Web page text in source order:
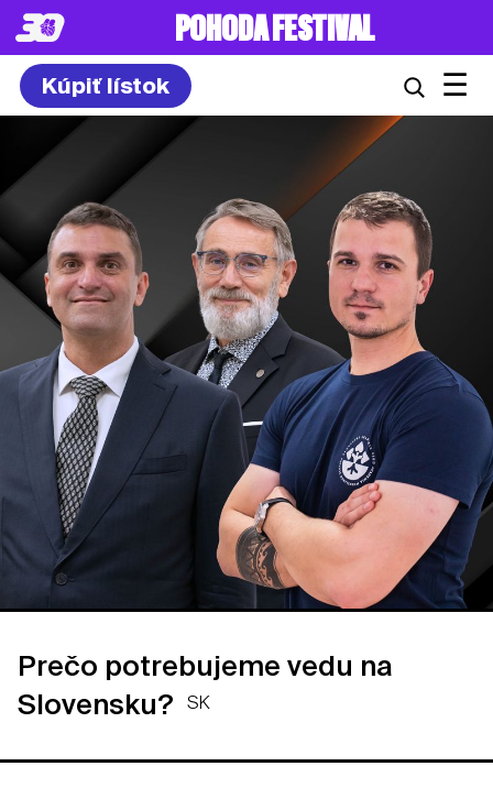
POHODA FESTIVAL
Kúpiť lístok ☰
Prečo potrebujeme vedu na
Slovensku?
SK